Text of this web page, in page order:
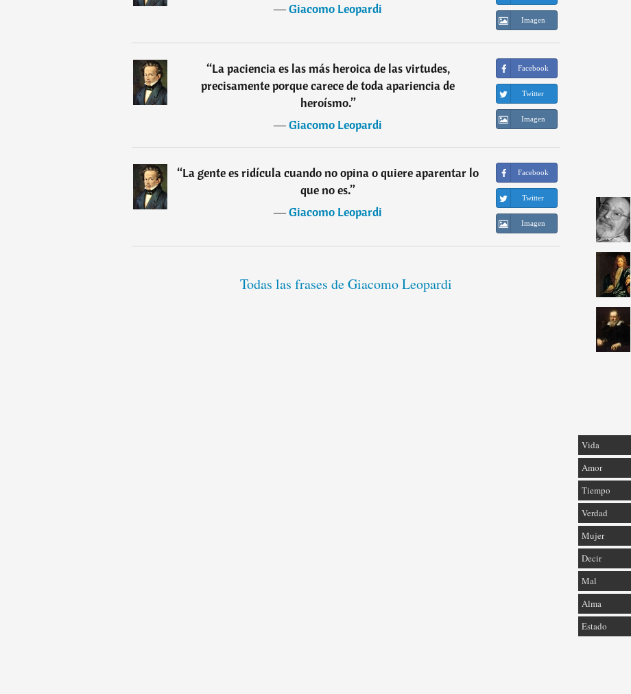
―Giacomo Leopardi
Imagen
“La paciencia es las más heroica de las virtudes,
precisamente porque carece de toda apariencia de
heroísmo.”
―Giacomo Leopardi
Facebook
Twitter
Imagen
“La gente es ridícula cuando no opina o quiere aparentar lo
que no es.”
―Giacomo Leopardi
Facebook
Twitter
Imagen
Todas las frases de Giacomo Leopardi
Vida
Amor
Tiempo
Verdad
Mujer
Decir
Mal
Alma
Estado